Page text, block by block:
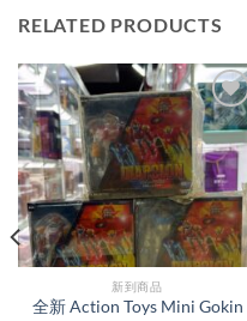
RELATED PRODUCTS
新到商品​
全新 Action Toys Mini Gokin